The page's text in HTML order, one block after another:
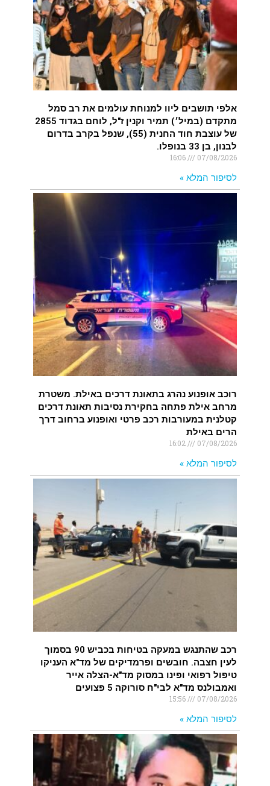
איציק נועם מייסד מקומו ערב ערב נפטר
אלפי תושבים ליוו למנוחת עולמים את רב סמל
מתקדם (במיל׳) תמיר וקנין ז"ל, לוחם בגדוד 2855
של עוצבת חוד החנית (55), שנפל בקרב בדרום
לבנון, בן 33 בנופלו.
07/08/2026
לסיפור המלא »
רוכב אופנוע נהרג בתאונת דרכים באילת. משטרת
מרחב אילת פתחה בחקירת נסיבות תאונת דרכים
קטלנית במעורבות רכב פרטי ואופנוע ברחוב דרך
הרים באילת
07/08/2026
לסיפור המלא »
רכב שהתנגש במעקה בטיחות בכביש 90 בסמוך
לעין חצבה. חובשים ופרמדיקים של מד"א העניקו
טיפול רפואי ופינו במסוק מד"א-הצלה אייר
ואמבולנס מד"א לבי"ח סורוקה 5 פצועים
07/08/2026
לסיפור המלא »